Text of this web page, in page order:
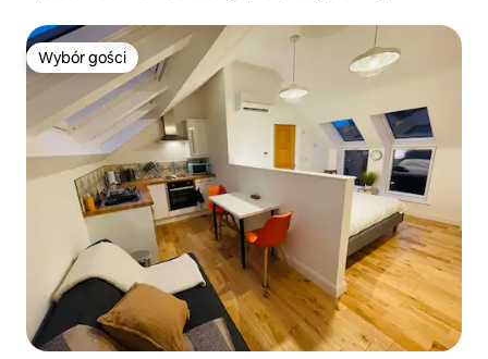
Wybór gości
Wybór gości